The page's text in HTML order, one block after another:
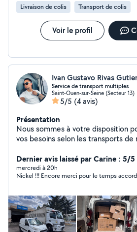
Livraison de colis Transport de colis
Voir le profil
Ivan Gustavo Rivas
Service de transport multiples
Saint-Ouen-sur-Seine (Secteur 13)
5/5 (4 avis)
Présentation
Nous sommes à votre disposition
vos besoins selon les transports
transport d'outils de travail et autres.
Dernier avis laissé par Carine : 5/5
mercredi à 20h
Nickel !!! Encore merci pour le temps